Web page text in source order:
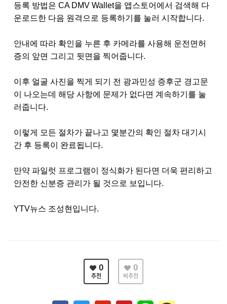
등록 방법은 CA DMV Wallet을 앱스토어에서 검색해 다
운로드한 다음 원격으로 등록하기를 눌러 시작합니다.
안내에 따라 확인을 누른 후 카메라를 사용해 운전면허
증의 앞면 그리고 뒷면을 찍어줍니다.
이후 얼굴 사진을 찍게 되기 전 광과민성 증후군 경고문
이 나오는데 해당 사항에 문제가 없다면 계속하기를 눌
러줍니다.
이렇게 모든 절차가 끝나고 몇분간의 확인 절차 대기시
간 후 등록이 완료됩니다.
만약 파일럿 프로그램이 정식화가 된다면 더욱 편리하고
안전한 신분증 관리가 될 것으로 보입니다.
YTV뉴스 조성현입니다.
0
추천
0
비추천